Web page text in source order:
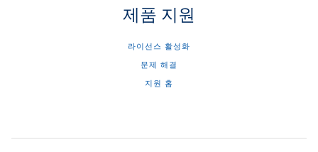
제품 지원
라이선스 활성화
문제 해결
지원 홈